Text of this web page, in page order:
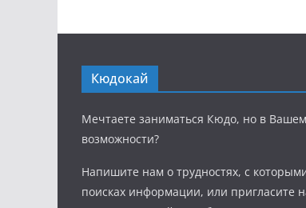
Кюдокай
Мечтаете заниматься Кюдо, но в Вашем
возможности?
Напишите нам о трудностях, с
поисках информации, или пригласите